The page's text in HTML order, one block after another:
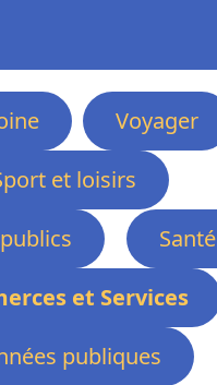
Voyager
et loisirs
Santé
et Services
publiques